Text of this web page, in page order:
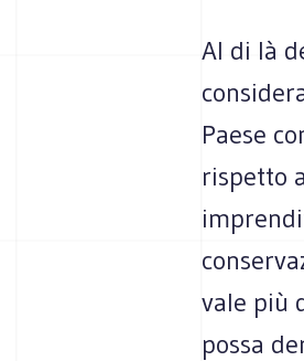
Al di là
Paese
rispetto
vale più
possa